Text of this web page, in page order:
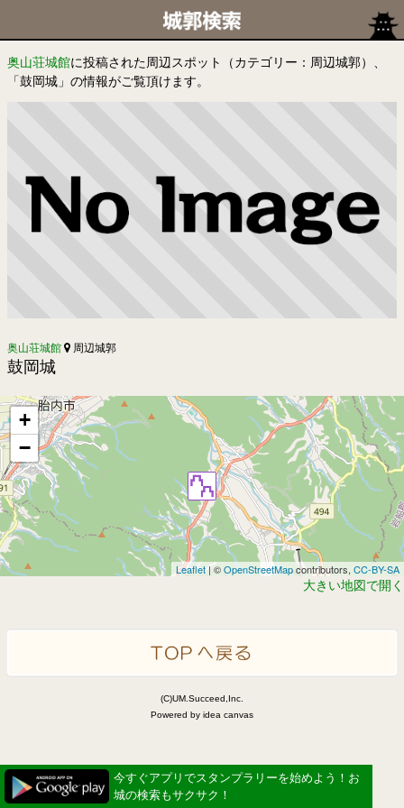
奥山荘城館に投稿された周辺スポット（カテゴリー：周辺城郭）、
「鼓岡城」の情報がご覧頂けます。
奥山荘城館 周辺城郭
鼓岡城
+
−
Leaflet | ©OpenStreetMapcontributors, CC-BY-SA
大きい地図で開く
(C)UM.Succeed,Inc.
Powered by idea canvas
今すぐアプリでスタンプラリーを始めよう！お
城の検索もサクサク！